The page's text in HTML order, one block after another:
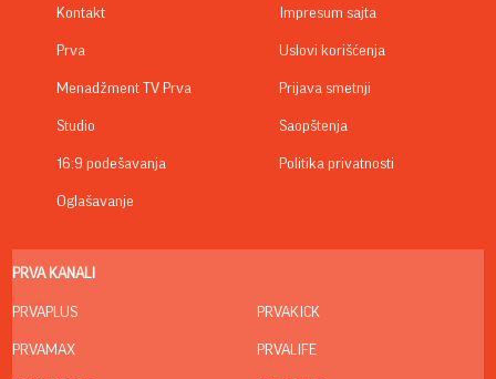
Kontakt
Prva
Menadžment TV Prva
Studio
16:9 podešavanja
Oglašavanje
Impresum sajta
Uslovi korišćenja
Prijava smetnji
Saopštenja
Politika privatnosti
PRVA KANALI
PRVAPLUS
PRVAMAX
PRVAKICK
PRVALIFE